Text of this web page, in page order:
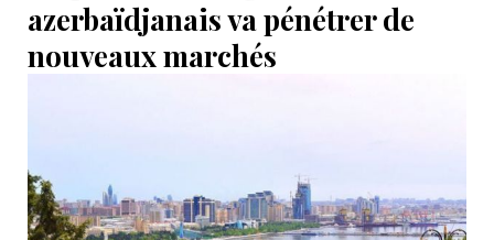
azerbaïdjanais va pénétrer de
nouveaux marchés